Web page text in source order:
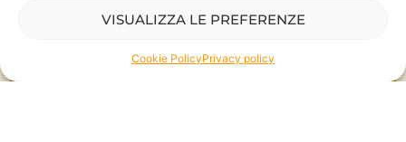
VISUALIZZA LE PREFERENZE
Cookie PolicyPrivacy policy